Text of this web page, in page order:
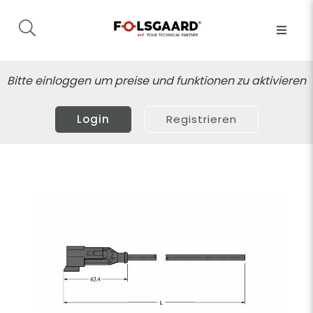
Bitte einloggen um preise und funktionen zu aktivieren
Login Registrieren